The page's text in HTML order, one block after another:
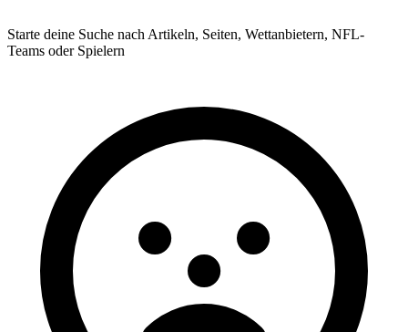
Starte deine Suche nach Artikeln, Seiten, Wettanbietern, NFL-
Teams oder Spielern